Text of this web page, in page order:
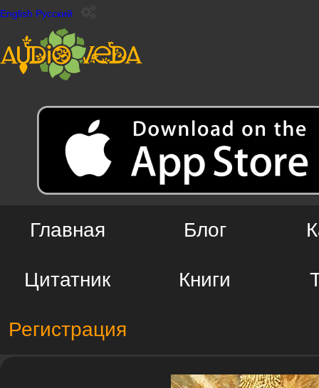
English Русский
Главная Блог
Цитатник Книги
Регистрация